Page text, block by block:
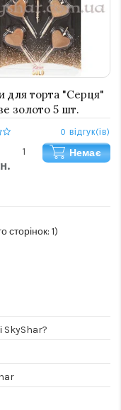
для торта "Серця"
золото 5 шт.
0 відгук(ів)
Немає
сторінок: 1)
SkyShar?